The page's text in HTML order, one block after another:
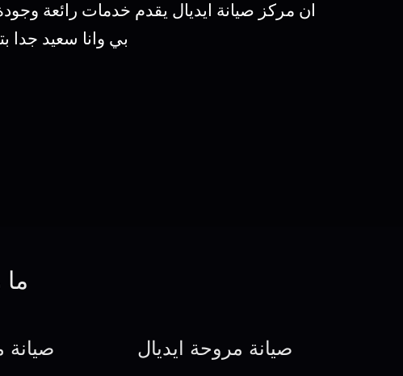
ان مركز صيانة ايديال يقدم خدمات رائعة
بي وانا سعيد جدا
صيانة صيانة مروحة ايديال